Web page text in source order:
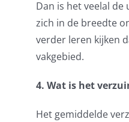
Dan is het veelal
zich in de breedte
verder leren kijken
vakgebied.
4. Wat is het
Het gemiddelde